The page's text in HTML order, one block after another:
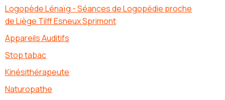
Logopède Lénaïg - Séances de Logopédie proche
de Liège Tilff Esneux Sprimont
Appareils Auditifs
Stop tabac
Kinésithérapeute
Naturopathe